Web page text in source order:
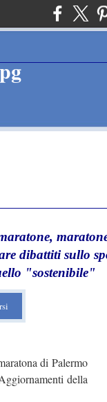
dibattiti sullo
"sostenibile"
di Palermo
della